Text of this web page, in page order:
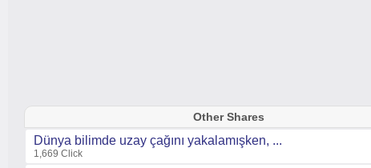
Other Shares
Dünya bilimde uzay çağını yakalamışken, ...
1,669 Click